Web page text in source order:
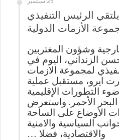
الرئيس التنفيذي
الأزمات الدولية
وشؤون المغتربين
الزنداني، اليوم في
لمجموعة الازمات
ايرو، مستقبل عملية
التطورات الإقليمية
الأحمر. واستعرض
الأوضاع على الساحة
السياسية والامنية
والاقتصادية، فضلا …